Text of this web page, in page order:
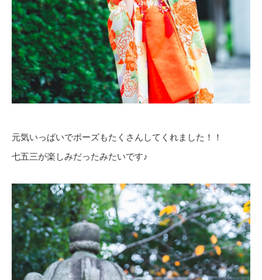
元気いっぱいでポーズもたくさんしてくれました！！
七五三が楽しみだったみたいです♪